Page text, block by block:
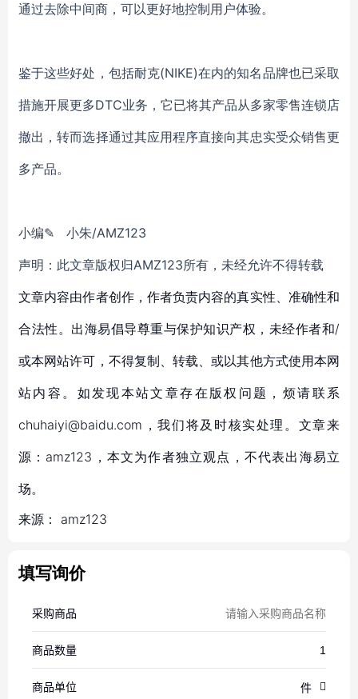
通过去除中间商，可以更好地控制用户体验。
鉴于这些好处，包括耐克(NIKE)在内的知名品牌也已采取
措施开展更多DTC业务，它已将其产品从多家零售连锁店
撤出，转而选择通过其应用程序直接向其忠实受众销售更
多产品。
小编✎ 小朱/AMZ123
声明：此文章版权归AMZ123所有，未经允许不得转载
文章内容由作者创作，作者负责内容的真实性、准确性和
合法性。出海易倡导尊重与保护知识产权，未经作者和/
或本网站许可，不得复制、转载、或以其他方式使用本网
站内容。如发现本站文章存在版权问题，烦请联系
chuhaiyi@baidu.com，我们将及时核实处理。文章来
源：amz123，本文为作者独立观点，不代表出海易立
场。
来源： amz123
填写询价